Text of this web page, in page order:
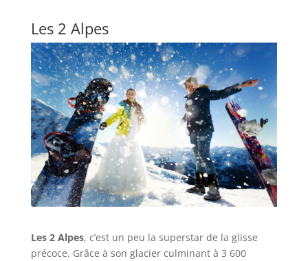
Les 2 Alpes
Les 2 Alpes, c’est un peu la superstar de la glisse
précoce. Grâce à son glacier culminant à 3 600